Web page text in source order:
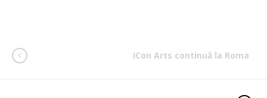
ICon Arts continuă la Roma